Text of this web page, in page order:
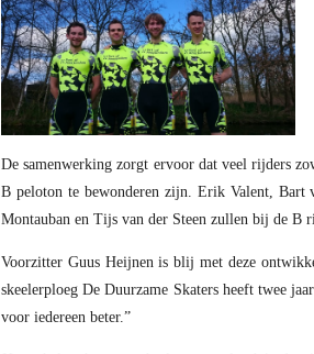
De samenwerking zorgt ervoor dat veel rijders
B peloton te bewonderen zijn. Erik Valent, Bart
Montauban en Tijs van der Steen zullen bij de B
Voorzitter Guus Heijnen is blij met deze
skeelerploeg De Duurzame Skaters heeft twee
voor iedereen beter.”